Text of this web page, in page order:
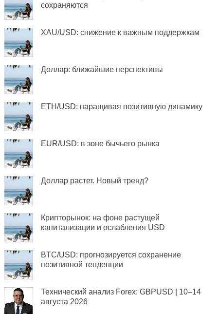
сохраняются
XAU/USD: снижение к важным поддержкам
Доллар: ближайшие перспективы
ETH/USD: наращивая позитивную динамику
EUR/USD: в зоне бычьего рынка
Доллар растет. Новый тренд?
Крипторынок: на фоне растущей
капитализации и ослабления USD
BTC/USD: прогнозируется сохранение
позитивной тенденции
Технический анализ Forex: GBPUSD | 10–14
августа 2026